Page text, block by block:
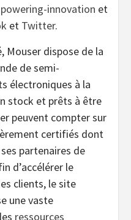
innovation et
et Twitter.
Mouser dispose de la
de semi-
électroniques à la
stock et prêts à être
peuvent compter sur
certifiés dont
partenaires de
d’accélérer le
clients, le site
une vaste
ressources